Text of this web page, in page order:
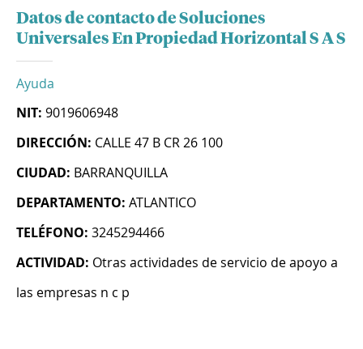
Datos de contacto de Soluciones
Universales En Propiedad Horizontal S A S
Ayuda
NIT: 9019606948
DIRECCIÓN: CALLE 47 B CR 26 100
CIUDAD: BARRANQUILLA
DEPARTAMENTO: ATLANTICO
TELÉFONO: 3245294466
ACTIVIDAD: Otras actividades de servicio de apoyo a
las empresas n c p